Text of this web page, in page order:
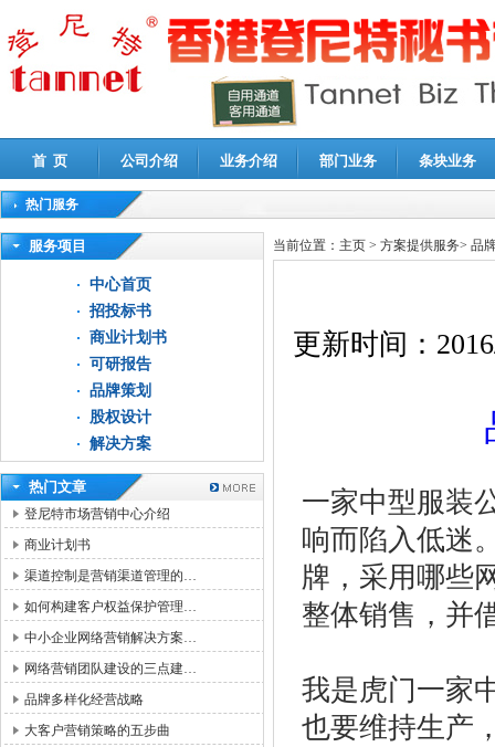
首 页 公司介绍 业务介绍 部门业务 条块业务
热门服务
高新技术企业认定审计|企业所得税汇算清缴申报鉴证
服务项目
中心首页
招投标书
商业计划书
可研报告
品牌策划
股权设计
解决方案
热门文章
登尼特市场营销中心介绍
商业计划书
渠道控制是营销渠道管理的…
如何构建客户权益保护管理…
中小企业网络营销解决方案…
网络营销团队建设的三点建…
品牌多样化经营战略
大客户营销策略的五步曲
当前位置： 主页 > 方案提供服务> 品
更新时间：
一家中型服装
响而陷入低迷
牌，采用哪些
整体销售，并
我是虎门一家
也要维持生产